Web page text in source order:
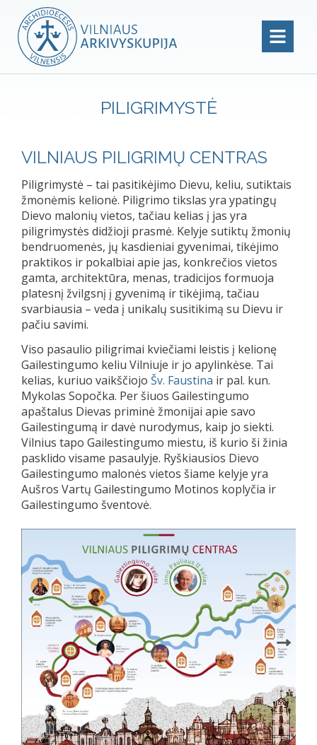
PILIGRIMYSTĖ
VILNIAUS PILIGRIMŲ CENTRAS
Piligrimystė – tai pasitikėjimo Dievu, keliu, sutiktais
žmonėmis kelionė. Piligrimo tikslas yra ypatingų
Dievo malonių vietos, tačiau kelias į jas yra
piligrimystės didžioji prasmė. Kelyje sutiktų žmonių
bendruomenės, jų kasdieniai gyvenimai, tikėjimo
praktikos ir pokalbiai apie jas, konkrečios vietos
gamta, architektūra, menas, tradicijos formuoja
platesnį žvilgsnį į gyvenimą ir tikėjimą, tačiau
svarbiausia – veda į unikalų susitikimą su Dievu ir
pačiu savimi.
Viso pasaulio piligrimai kviečiami leistis į kelionę
Gailestingumo keliu Vilniuje ir jo apylinkėse. Tai
kelias, kuriuo vaikščiojo Šv. Faustina ir pal. kun.
Mykolas Sopočka. Per šiuos Gailestingumo
apaštalus Dievas priminė žmonijai apie savo
Gailestingumą ir davė nurodymus, kaip jo siekti.
Vilnius tapo Gailestingumo miestu, iš kurio ši žinia
pasklido visame pasaulyje. Ryškiausios Dievo
Gailestingumo malonės vietos šiame kelyje yra
Aušros Vartų Gailestingumo Motinos koplyčia ir
Gailestingumo šventovė.